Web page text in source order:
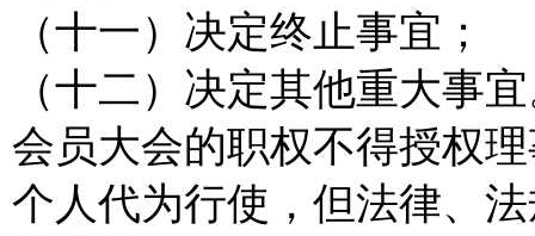
（十一）决定终止事宜；
（十二）决定其他重大事
会员大会的职权不得授权
个人代为行使，但法律、